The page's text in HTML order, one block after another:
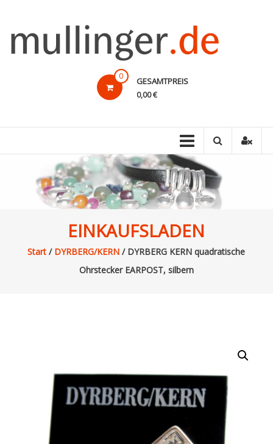
Inhalt
mullinger.de
preiswert!
0 GESAMTPREIS
0,00 €
EINKAUFSLADEN
Start / DYRBERG/KERN / DYRBERG KERN quadratische
Ohrstecker EARPOST, silbern